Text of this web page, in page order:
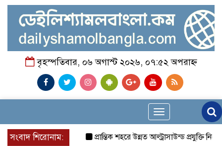
বৃহস্পতিবার, ০৬ অগাস্ট ২০২৬, ০৭:৫২ অপরাহ্ন
Toggle
navigation
সংবাদ শিরোনাম:
প্রান্তিক শহরে উন্নত আল্ট্রাসাউন্ড প্রযুক্তি নিয়ে